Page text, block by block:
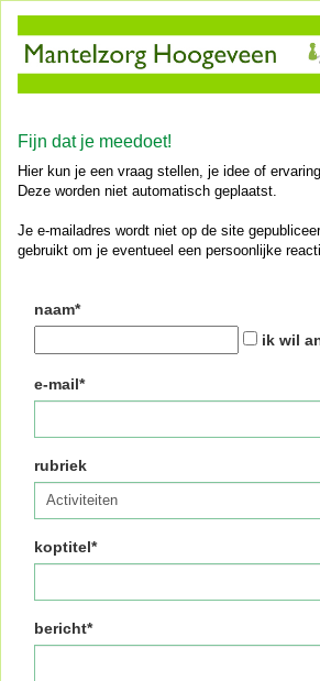
Fijn dat je meedoet!
Hier kun je een vraag stellen, je idee of
Deze worden niet automatisch geplaatst.
Je e-mailadres wordt niet op de site
gebruikt om je eventueel een persoonlijke
naam*
ik wil
e-mail*
rubriek
koptitel*
bericht*